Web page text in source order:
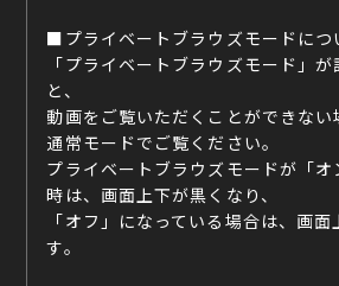
■プライベートブラウズモードにつ
「プライベートブラウズモード」
と、
動画をご覧いただくことができない
通常モードでご覧ください。
プライベートブラウズモードが「オ
時は、画面上下が黒くなり、
「オフ」になっている場合は、画
す。